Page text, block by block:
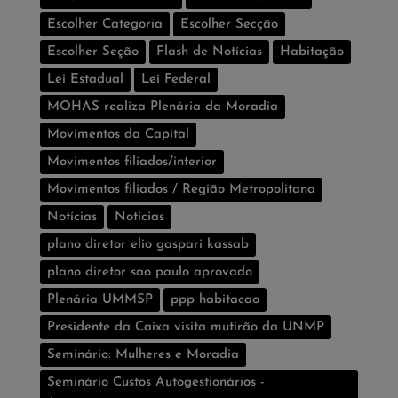
Escolher Categoria Escolher Secção
Escolher Seção Flash de Notí­cias Habitação
Lei Estadual Lei Federal
MOHAS realiza Plenária da Moradia
Movimentos da Capital
Movimentos filiados/interior
Movimentos filiados / Região Metropolitana
Notícias Notí­cias
plano diretor elio gaspari kassab
plano diretor sao paulo aprovado
Plenária UMMSP ppp habitacao
Presidente da Caixa visita mutirão da UNMP
Seminário: Mulheres e Moradia
Seminário Custos Autogestionários -